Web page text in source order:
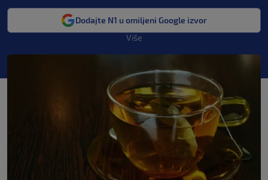
Dodajte N1 u omiljeni Google izvor
Više